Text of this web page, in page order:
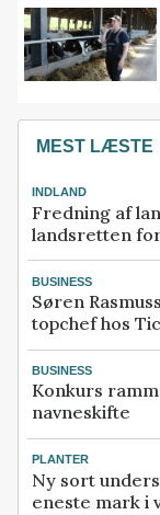
MEST LÆSTE
INDLAND
Fredning af
landsretten
BUSINESS
Søren
topchef hos
BUSINESS
Konkurs
navneskifte
PLANTER
Ny sort
eneste mark i